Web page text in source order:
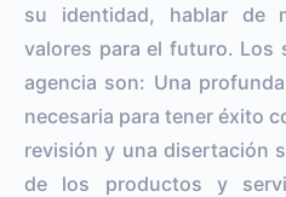
su identidad, hablar de
valores para el futuro. Los
agencia son: Una
necesaria para tener éxito
revisión y una disertación
de los productos y